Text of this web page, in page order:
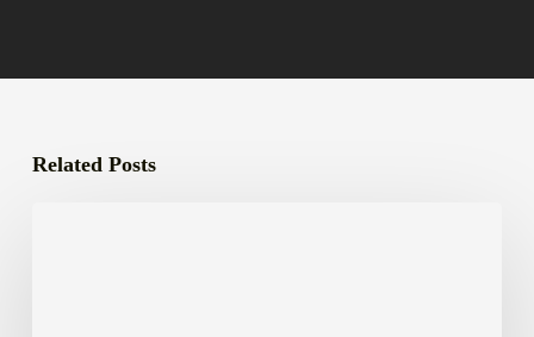
Related Posts